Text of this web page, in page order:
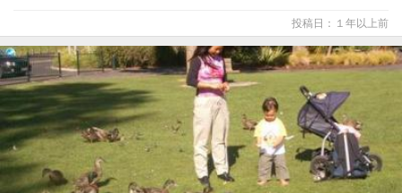
投稿日：１年以上前